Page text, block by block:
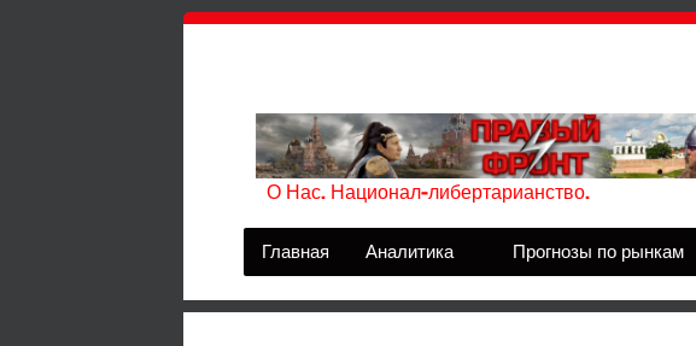
О Нас. Национал-либертарианство.
Главная Аналитика Прогнозы по рынкам